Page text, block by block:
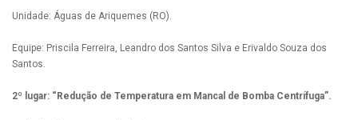
Unidade: Águas de Ariquemes (RO).
Equipe: Priscila Ferreira, Leandro dos Santos Silva e Erivaldo Souza dos
Santos.
2º lugar: “Redução de Temperatura em Mancal de Bomba Centrífuga”.